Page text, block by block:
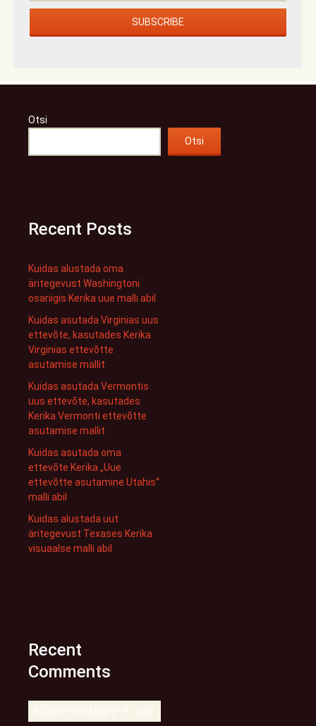
Otsi
Otsi
Recent Posts
Kuidas alustada oma
äritegevust Washingtoni
osariigis Kerika uue malli abil
Kuidas asutada Virginias uus
ettevõte, kasutades Kerika
Virginias ettevõtte
asutamise mallit
Kuidas asutada Vermontis
uus ettevõte, kasutades
Kerika Vermonti ettevõtte
asutamise mallit
Kuidas asutada oma
ettevõte Kerika „Uue
ettevõtte asutamine Utahis“
malli abil
Kuidas alustada uut
äritegevust Texases Kerika
visuaalse malli abil
Recent
Comments
Kommentaare ei ole.